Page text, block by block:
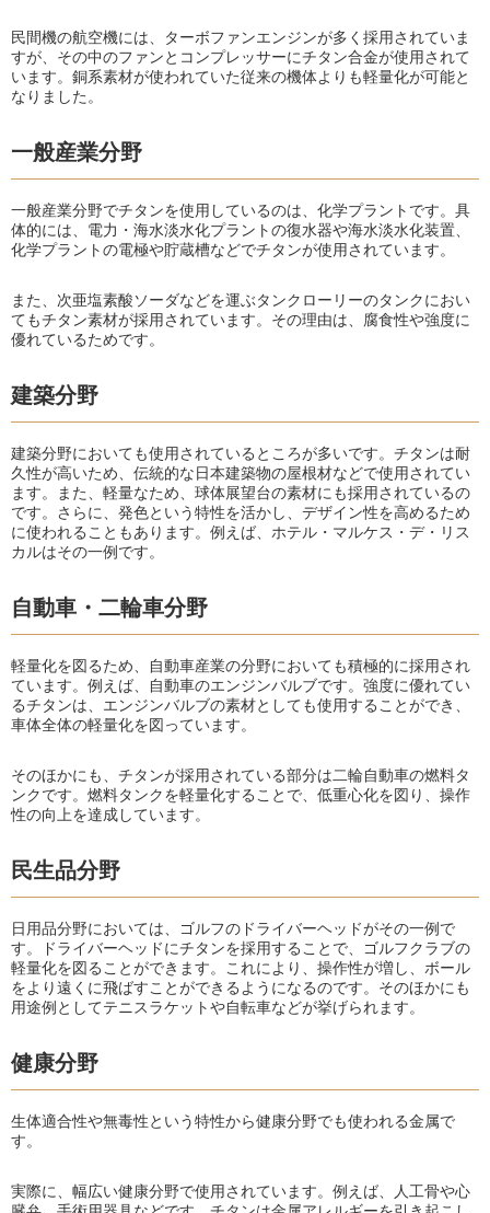
民間機の航空機には、ターボファンエンジンが多く採用されていま
すが、その中のファンとコンプレッサーにチタン合金が使用されて
います。銅系素材が使われていた従来の機体よりも軽量化が可能と
なりました。
一般産業分野
一般産業分野でチタンを使用しているのは、化学プラントです。具
体的には、電力・海水淡水化プラントの復水器や海水淡水化装置、
化学プラントの電極や貯蔵槽などでチタンが使用されています。
また、次亜塩素酸ソーダなどを運ぶタンクローリーのタンクにおい
てもチタン素材が採用されています。その理由は、腐食性や強度に
優れているためです。
建築分野
建築分野においても使用されているところが多いです。チタンは耐
久性が高いため、伝統的な日本建築物の屋根材などで使用されてい
ます。また、軽量なため、球体展望台の素材にも採用されているの
です。さらに、発色という特性を活かし、デザイン性を高めるため
に使われることもあります。例えば、ホテル・マルケス・デ・リス
カルはその一例です。
自動車・二輪車分野
軽量化を図るため、自動車産業の分野においても積極的に採用され
ています。例えば、自動車のエンジンバルブです。強度に優れてい
るチタンは、エンジンバルブの素材としても使用することができ、
車体全体の軽量化を図っています。
そのほかにも、チタンが採用されている部分は二輪自動車の燃料タ
ンクです。燃料タンクを軽量化することで、低重心化を図り、操作
性の向上を達成しています。
民生品分野
日用品分野においては、ゴルフのドライバーヘッドがその一例で
す。ドライバーヘッドにチタンを採用することで、ゴルフクラブの
軽量化を図ることができます。これにより、操作性が増し、ボール
をより遠くに飛ばすことができるようになるのです。そのほかにも
用途例としてテニスラケットや自転車などが挙げられます。
健康分野
生体適合性や無毒性という特性から健康分野でも使われる金属で
す。
実際に、幅広い健康分野で使用されています。例えば、人工骨や心